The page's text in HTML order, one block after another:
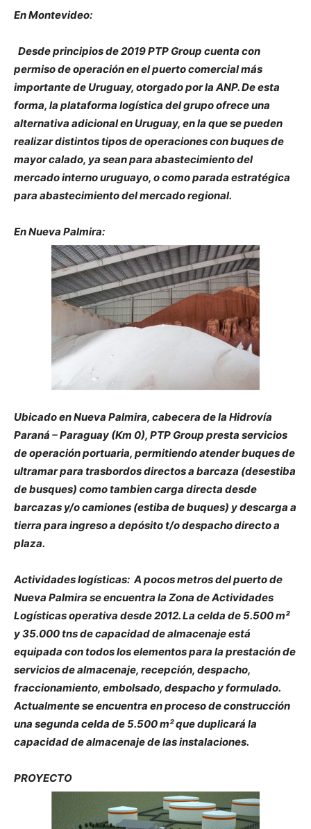
En Montevideo:
Desde principios de 2019 PTP Group cuenta con
permiso de operación en el puerto comercial más
importante de Uruguay, otorgado por la ANP. De esta
forma, la plataforma logística del grupo ofrece una
alternativa adicional en Uruguay, en la que se pueden
realizar distintos tipos de operaciones con buques de
mayor calado, ya sean para abastecimiento del
mercado interno uruguayo, o como parada estratégica
para abastecimiento del mercado regional.
En Nueva Palmira:
Ubicado en Nueva Palmira, cabecera de la Hidrovía
Paraná – Paraguay (Km 0), PTP Group presta servicios
de operación portuaria, permitiendo atender buques de
ultramar para trasbordos directos a barcaza (desestiba
de busques) como tambien carga directa desde
barcazas y/o camiones (estiba de buques) y descarga a
tierra para ingreso a depósito t/o despacho directo a
plaza.
Actividades logísticas: A pocos metros del puerto de
Nueva Palmira se encuentra la Zona de Actividades
Logísticas operativa desde 2012. La celda de 5.500 m²
y 35.000 tns de capacidad de almacenaje está
equipada con todos los elementos para la prestación de
servicios de almacenaje, recepción, despacho,
fraccionamiento, embolsado, despacho y formulado.
Actualmente se encuentra en proceso de construcción
una segunda celda de 5.500 m² que duplicará la
capacidad de almacenaje de las instalaciones.
PROYECTO